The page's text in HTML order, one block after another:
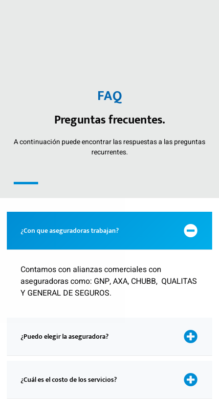
FAQ
Preguntas frecuentes.
A continuación puede encontrar las respuestas a las preguntas
recurrentes.
¿Con que aseguradoras trabajan?
Contamos con alianzas comerciales con
aseguradoras como: GNP, AXA, CHUBB, QUALITAS
Y GENERAL DE SEGUROS.
¿Puedo elegir la aseguradora?
¿Cuál es el costo de los servicios?